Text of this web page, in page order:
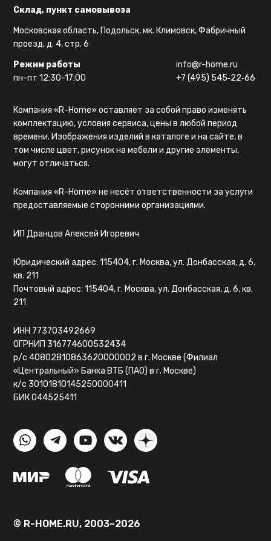
Склад, пункт самовывоза
Московская область, Подольск, мк. Климовск, Фабричный
проезд, д. 4, стр. 6
Режим работы
пн-пт 12:30-17:00
info@r-home.ru
+7 (495) 545‑22‑66
Компания «R-Home» оставляет за собой право изменять
комплектацию, условия сервиса, цены в любой период
времени. Изображения изделий в каталоге и на сайте, в
том числе цвет, рисунок на мебели и другие элементы,
могут отличаться.
Компания «R-Home» не несёт ответственности за услуги
предоставляемые сторонними организациями.
ИП Дранцов Алексей Игоревич
Юридический адрес: 115404, г. Москва, ул. Донбасская, д. 6,
кв. 211
Почтовый адрес: 115404, г. Москва, ул. Донбасская, д. 6, кв.
211
ИНН 773703492669
ОГРНИП 316774600532434
р/с 40802810863620000002 в г. Москве (Филиал
«Центральный» Банка ВТБ (ПАО) в г. Москве)
к/с 30101810145250000411
БИК 044525411
© R-HOME.RU, 2003–2026